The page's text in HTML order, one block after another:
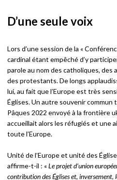
D’une seule voix
Lors d’une session de la «
cardinal étant empêché d’y
parole au nom des catholiques, des
des protestants. De longs
lui, au fait que l’Europe est très
Églises. Un autre souvenir commun
Pâques 2022 envoyé à la frontière
accueillait alors les réfugiés et une
toute l’Europe.
Unité de l’Europe et unité des
affirme-t-il : «Le projet d’union
contribution des Églises et, inversement,